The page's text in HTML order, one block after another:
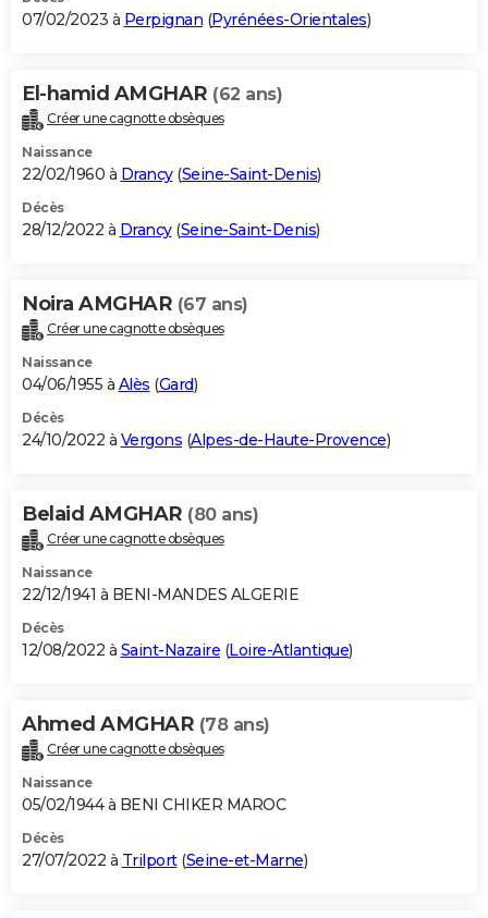
07/02/2023 à Perpignan (Pyrénées-Orientales)
El-hamid AMGHAR (62 ans)
Créer une cagnotte obsèques
Naissance
22/02/1960 à Drancy(Seine-Saint-Denis)
Décès
28/12/2022 à Drancy(Seine-Saint-Denis)
Noira AMGHAR (67 ans)
Créer une cagnotte obsèques
Naissance
04/06/1955 à Alès (Gard)
Décès
24/10/2022 à Vergons (Alpes-de-Haute-Provence)
Belaid AMGHAR (80 ans)
Créer une cagnotte obsèques
Naissance
22/12/1941 à BENI-MANDES ALGERIE
Décès
12/08/2022 à Saint-Nazaire (Loire-Atlantique)
Ahmed AMGHAR (78 ans)
Créer une cagnotte obsèques
Naissance
05/02/1944 à BENI CHIKER MAROC
Décès
27/07/2022 à Trilport(Seine-et-Marne)